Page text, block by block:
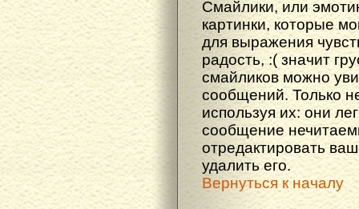
Смайлики, или
картинки, которые
для выражения
радость, :( значит
смайликов можно
сообщений. Только
используя их: они
сообщение
отредактировать
удалить его.
Вернуться к началу